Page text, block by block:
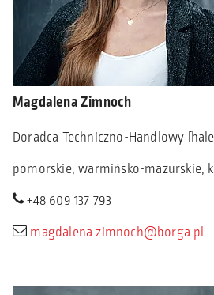
Magdalena Zimnoch
Doradca Techniczno-Handlowy
pomorskie, warmińsko-mazurskie,
+48 609 137 793
magdalena.zimnoch@borga.pl